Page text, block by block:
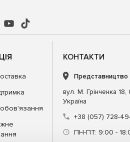
КОНТАКТИ
Представництво
вул. М. Грінченка
Україна
+38 (057) 728-
ПН-ПТ: 9:00 -